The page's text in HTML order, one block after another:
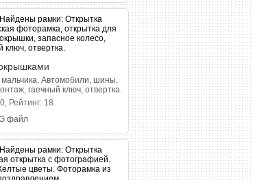
Автомобили, шины,
гаечный ключ, отвертка.
Рейтинг: 18
файл